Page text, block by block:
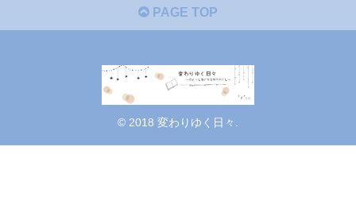
PAGE TOP
© 2018 変わりゆく日々.